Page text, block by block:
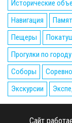
Исторические
Навигация
Пещеры
Прогулки по городу
Соборы
Экскурсии
Сайт